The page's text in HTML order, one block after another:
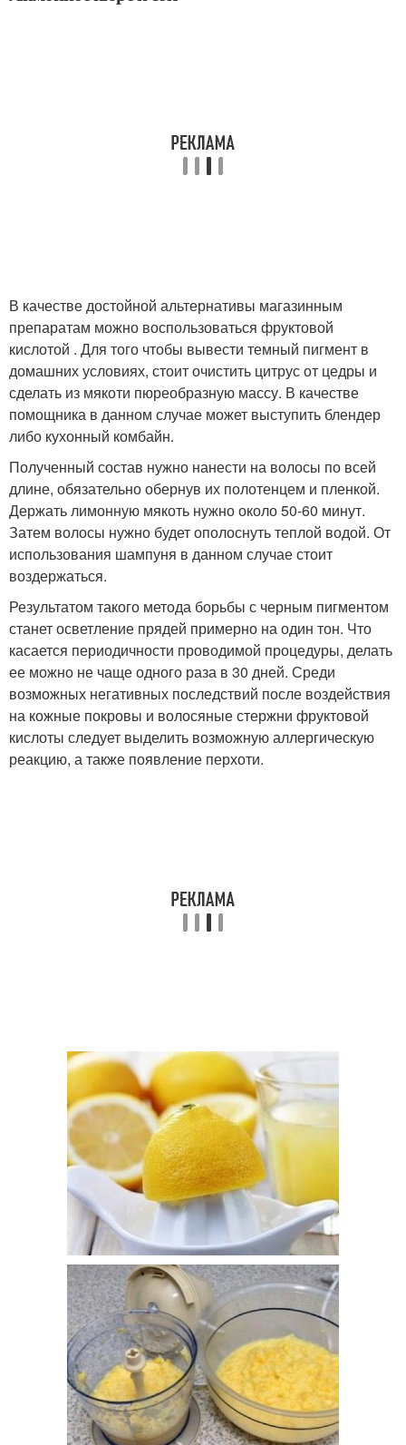
В качестве достойной альтернативы магазинным
препаратам можно воспользоваться фруктовой
кислотой . Для того чтобы вывести темный пигмент в
домашних условиях, стоит очистить цитрус от цедры и
сделать из мякоти пюреобразную массу. В качестве
помощника в данном случае может выступить блендер
либо кухонный комбайн.
Полученный состав нужно нанести на волосы по всей
длине, обязательно обернув их полотенцем и пленкой.
Держать лимонную мякоть нужно около 50-60 минут.
Затем волосы нужно будет ополоснуть теплой водой. От
использования шампуня в данном случае стоит
воздержаться.
Результатом такого метода борьбы с черным пигментом
станет осветление прядей примерно на один тон. Что
касается периодичности проводимой процедуры, делать
ее можно не чаще одного раза в 30 дней. Среди
возможных негативных последствий после воздействия
на кожные покровы и волосяные стержни фруктовой
кислоты следует выделить возможную аллергическую
реакцию, а также появление перхоти.